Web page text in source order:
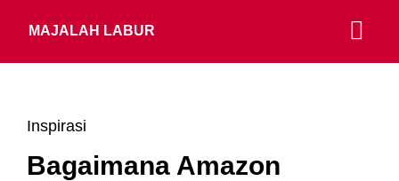
MAJALAH LABUR
Inspirasi
Bagaimana Amazon